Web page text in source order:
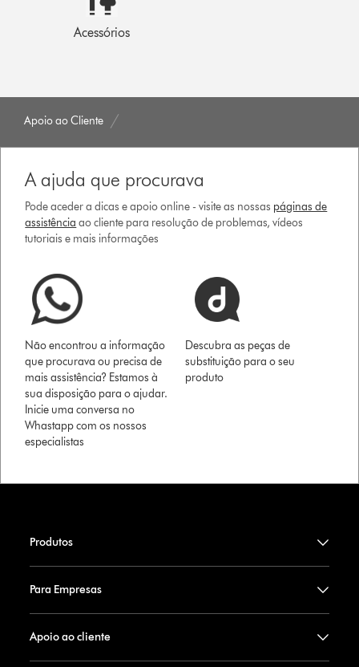
Acessórios
Apoio ao Cliente
A ajuda que procurava
Pode aceder a dicas e apoio online - visite as nossas páginas de
assistência ao cliente para resolução de problemas, vídeos
tutoriais e mais informações
Não encontrou a informação
que procurava ou precisa de
mais assistência? Estamos à
sua disposição para o ajudar.
Inicie uma conversa no
Whastapp com os nossos
especialistas
Descubra as peças de
substituição para o seu
produto
Produtos
Para Empresas
Apoio ao cliente